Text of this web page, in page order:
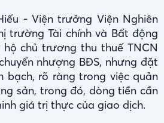
- Viện trưởng Viện Nghiên
trường Tài chính và Bất động
chủ trương thu thuế TNCN
nhượng BĐS, nhưng đặt
bạch, rõ ràng trong việc quản
sản, trong đó, dòng tiền cần
giá trị thực của giao dịch.